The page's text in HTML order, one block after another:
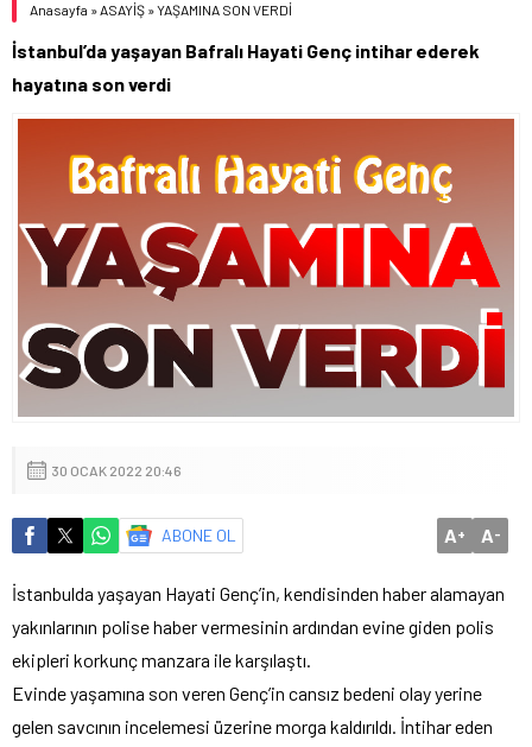
Anasayfa »ASAYİŞ »YAŞAMINA SON VERDİ
İstanbul’da yaşayan Bafralı Hayati Genç intihar ederek
hayatına son verdi
30 OCAK 2022 20:46
ABONE OL A+ A-
İstanbulda yaşayan Hayati Genç’in, kendisinden haber alamayan
yakınlarının polise haber vermesinin ardından evine giden polis
ekipleri korkunç manzara ile karşılaştı.
Evinde yaşamına son veren Genç’in cansız bedeni olay yerine
gelen savcının incelemesi üzerine morga kaldırıldı. İntihar eden